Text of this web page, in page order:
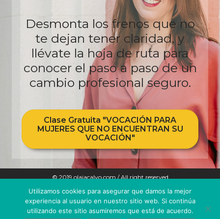
Desmonta los frenos que no
te dejan tener claridad, y
llévate la hoja de ruta para
conocer el paso a paso de un
cambio profesional seguro.
Clase Gratuita "VOCACIÓN PARA
MUJERES QUE NO ENCUENTRAN SU
VOCACIÓN"
© 2019 olaiacalvo.com / All right reserved
POLÍTICA DE COOKIES
AVISO LEGAL
Utilizamos cookies para asegurar que damos la mejor
experiencia al usuario en nuestro sitio web. Si continúa
utilizando este sitio asumiremos que está de acuerdo.